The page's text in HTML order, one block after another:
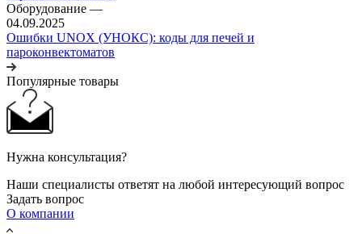
Оборудование —
04.09.2025
Ошибки UNOX (УНОКС): коды для печей и
пароконвектоматов
Популярные товары
Нужна консультация?
Наши специалисты ответят на любой интересующий вопрос
Задать вопрос
О компании